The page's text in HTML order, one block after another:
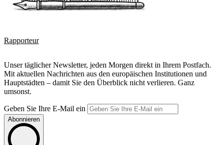
Rapporteur
Unser täglicher Newsletter, jeden Morgen direkt in Ihrem Postfach.
Mit aktuellen Nachrichten aus den europäischen Institutionen und
Hauptstädten – damit Sie den Überblick nicht verlieren. Ganz
umsonst.
Geben Sie Ihre E-Mail ein
Abonnieren